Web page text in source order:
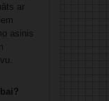
ar
asinis